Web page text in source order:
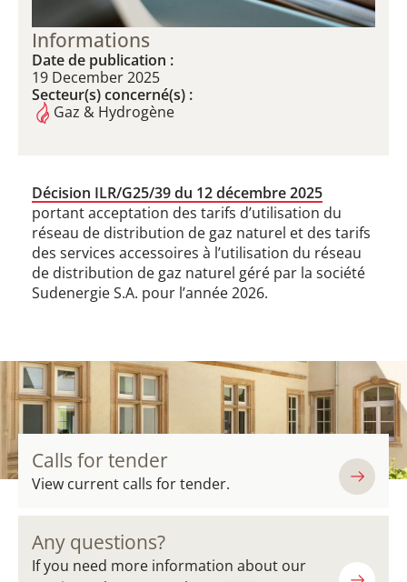
Informations
Date de publication :
19 December 2025
Secteur(s) concerné(s) :
Gaz & Hydrogène
Décision ILR/G25/39 du 12 décembre 2025
portant acceptation des tarifs d’utilisation du
réseau de distribution de gaz naturel et des tarifs
des services accessoires à l’utilisation du réseau
de distribution de gaz naturel géré par la société
Sudenergie S.A. pour l’année 2026.
Calls for tender
View current calls for tender.
Any questions?
If you need more information about our